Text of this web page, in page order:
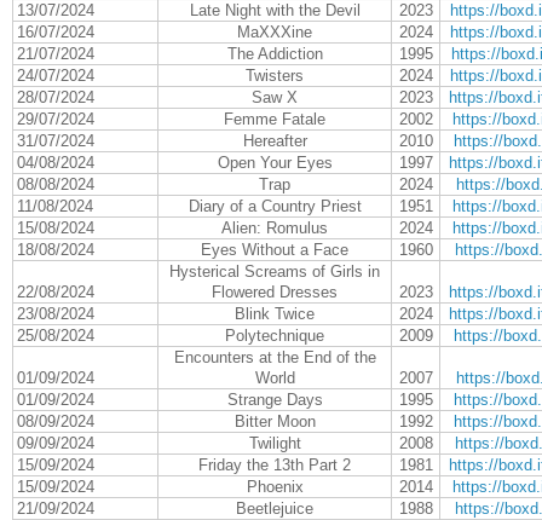
13/07/2024
Late Night with the Devil 2023
https://
16/07/2024
MaXXXine 2024
https://
21/07/2024
The Addiction 1995
https://
24/07/2024
Twisters 2024
https://
28/07/2024
Saw X 2023
https://
29/07/2024
Femme Fatale 2002
https://
31/07/2024
Hereafter 2010
https://
04/08/2024
Open Your Eyes 1997
https://
08/08/2024
Trap 2024
https://
11/08/2024
Diary of a Country Priest 1951
https://
15/08/2024
Alien: Romulus 2024
https://
18/08/2024
Eyes Without a Face 1960 https://
22/08/2024
Hysterical Screams of Girls in
Flowered Dresses
2023
https://
23/08/2024
Blink Twice 2024
https://
25/08/2024
Polytechnique 2009 https://
01/09/2024
Encounters at the End of the
World
2007
https://
01/09/2024
Strange Days 1995
https://
08/09/2024
Bitter Moon 1992
https://
09/09/2024
Twilight 2008
https://
15/09/2024
Friday the 13th Part 2 1981
https://
15/09/2024
Phoenix 2014
https://
21/09/2024
Beetlejuice 1988
https://